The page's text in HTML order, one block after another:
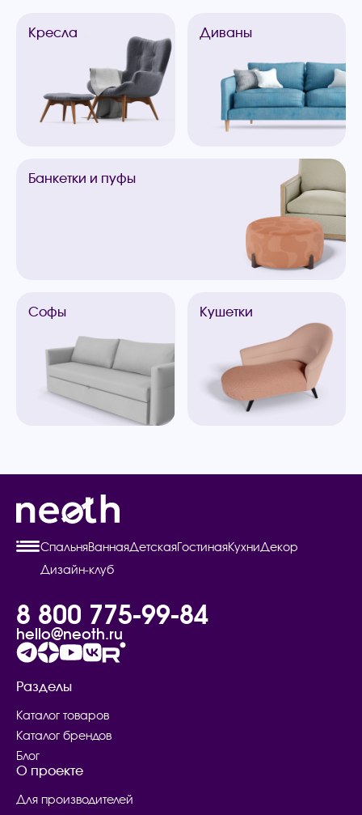
Кресла Диваны
Банкетки и пуфы
Софы Кушетки
СпальняВаннаяДетскаяГостинаяКухниДекор
Дизайн-клуб
8 800 775-99-84
hello@neoth.ru
Разделы
Каталог товаров
Каталог брендов
Блог
О проекте
Для производителей